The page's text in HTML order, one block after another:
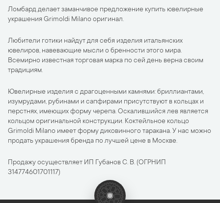
Ломбард делает заманчивое предложение купить ювелирные
украшения Grimoldi Milano оригинал.
Любители готики найдут для себя изделия итальянских
ювелиров, навевающие мысли о бренности этого мира.
Всемирно известная торговая марка по сей день верна своим
традициям.
Ювелирные изделия с драгоценными камнями: бриллиантами,
изумрудами, рубинами и сапфирами присутствуют в кольцах и
перстнях, имеющих форму черепа. Оскалившийся лев является
кольцом оригинальной конструкции. Коктейльное кольцо
Grimoldi Milano имеет форму диковинного таракана. У нас можно
продать украшения бренда по лучшей цене в Москве.
Продажу осуществляет ИП Губанов С. В. (ОГРНИП
314774601701117)